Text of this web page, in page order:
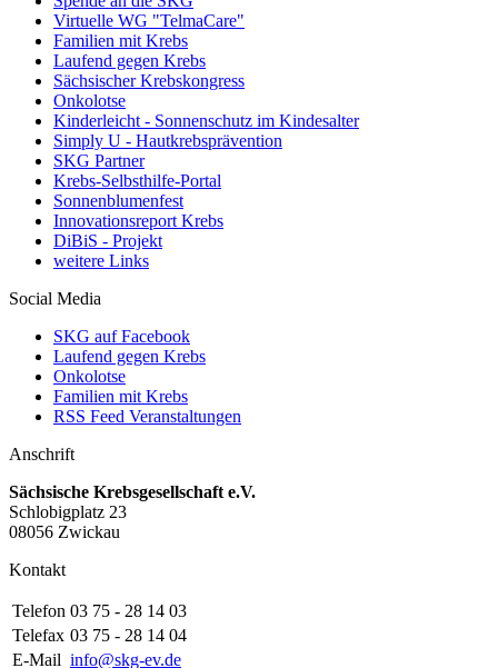
Virtuelle WG "TelmaCare"
Familien mit Krebs
Laufend gegen Krebs
Sächsischer Krebskongress
Onkolotse
Kinderleicht - Sonnenschutz im Kindesalter
Simply U - Hautkrebsprävention
SKG Partner
Krebs-Selbsthilfe-Portal
Sonnenblumenfest
Innovationsreport Krebs
DiBiS - Projekt
weitere Links
Social Media
SKG auf Facebook
Laufend gegen Krebs
Onkolotse
Familien mit Krebs
RSS Feed Veranstaltungen
Anschrift
Sächsische Krebsgesellschaft e.V.
Schlobigplatz 23
08056 Zwickau
Kontakt
Telefon 03 75 - 28 14 03
Telefax 03 75 - 28 14 04
E-Mail info@skg-ev.de